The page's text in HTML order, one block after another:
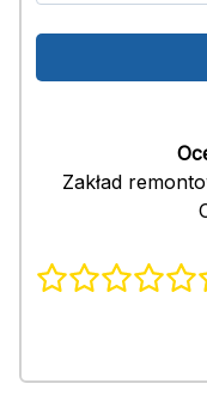
Zakład